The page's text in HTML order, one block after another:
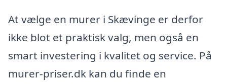
At vælge en murer i Skævinge er derfor
ikke blot et praktisk valg, men også en
smart investering i kvalitet og service. På
murer-priser.dk kan du finde en